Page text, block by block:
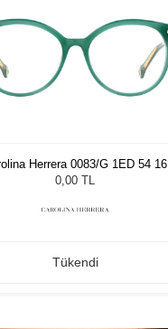
Herrera 0083/G 1ED 54 16
0,00 TL
Tükendi